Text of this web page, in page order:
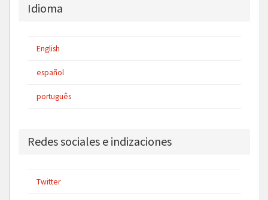
Idioma
English
español
português
Redes sociales e indizaciones
Twitter